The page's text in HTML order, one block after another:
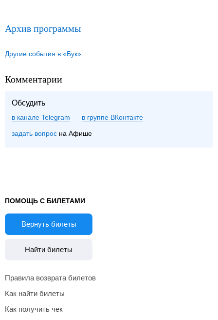
Архив программы
Другие события в «Бук»
Комментарии
Обсудить
в канале Telegram группе ВКонтакте
задать вопрос на Афише
ПОМОЩЬ С БИЛЕТАМИ
Вернуть билеты
Найти билеты
Правила возврата билетов
Как найти билеты
Как получить чек